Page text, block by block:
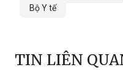
Bộ Y tế
TIN LIÊN